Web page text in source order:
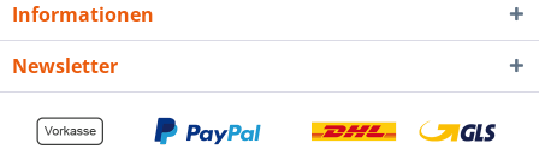
Informationen
Newsletter